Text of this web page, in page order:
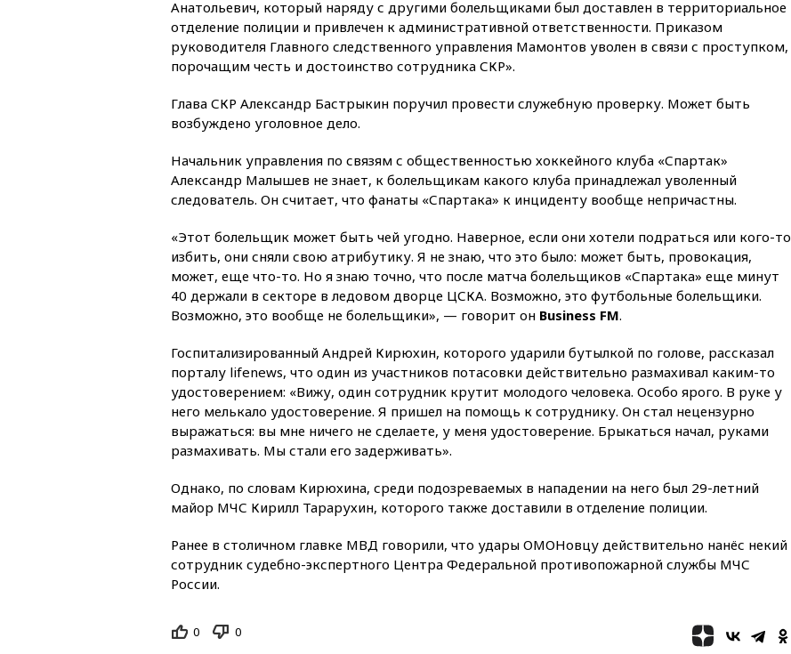
11:07При столкновении
катера и лодки под Самарой
погибли два человека
09:55 Силы ПВО перехватили
09:25 Ильский НПЗ на Кубани
загорелся после падения
обломков дрона
девяти БПЛА, сбитых на
подлете к Москве
08:42
Силы ПВО сбили почти
400 БПЛА над российскими
регионами
08:16
белорусов покупать избы в
селах
07:30Нигерия стала
крупнейшим поставщиком
авиатоплива в Европу
обсуждают координацию
усилий против наркотрафика
присутствие в Сеуте на фоне
миграционного кризиса
Трамп попросил
Анатольевич, который наряду с другими болельщиками был доставлен в территориальное
отделение полиции и привлечен к административной ответственности. Приказом
руководителя Главного следственного управления Мамонтов уволен в связи с проступком,
порочащим честь и достоинство сотрудника СКР».
Глава СКР Александр Бастрыкин поручил провести служебную проверку. Может быть
возбуждено уголовное дело.
Начальник управления по связям с общественностью хоккейного клуба «Спартак»
Александр Малышев не знает, к болельщикам какого клуба принадлежал уволенный
следователь. Он считает, что фанаты «Спартака» к инциденту вообще непричастны.
«Этот болельщик может быть чей угодно. Наверное, если они хотели подраться или кого-то
избить, они сняли свою атрибутику. Я не знаю, что это было: может быть, провокация,
может, еще что-то. Но я знаю точно, что после матча болельщиков «Спартака» еще минут
40 держали в секторе в ледовом дворце ЦСКА. Возможно, это футбольные болельщики.
Возможно, это вообще не болельщики», — говорит он Business FM.
Госпитализированный Андрей Кирюхин, которого ударили бутылкой по голове, рассказал
порталу lifenews, что один из участников потасовки действительно размахивал каким-то
удостоверением: «Вижу, один сотрудник крутит молодого человека. Особо ярого. В руке у
него мелькало удостоверение. Я пришел на помощь к сотруднику. Он стал нецензурно
выражаться: вы мне ничего не сделаете, у меня удостоверение. Брыкаться начал, руками
размахивать. Мы стали его задерживать».
Однако, по словам Кирюхина, среди подозреваемых в нападении на него был 29-летний
майор МЧС Кирилл Тарарухин, которого также доставили в отделение полиции.
Ранее в столичном главке МВД говорили, что удары ОМОНовцу действительно нанёс некий
сотрудник судебно-экспертного Центра Федеральной противопожарной службы МЧС
России.
0 0